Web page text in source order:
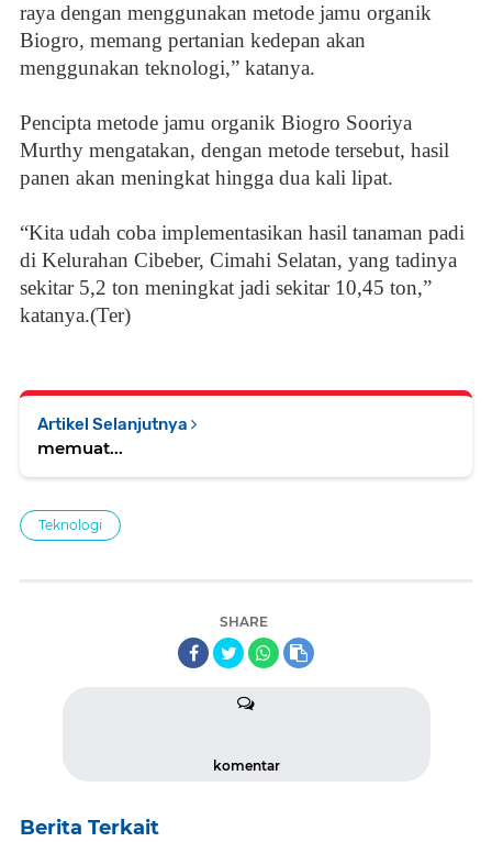
raya dengan menggunakan metode jamu organik
Biogro, memang pertanian kedepan akan
menggunakan teknologi,” katanya.
Pencipta metode jamu organik Biogro Sooriya
Murthy mengatakan, dengan metode tersebut, hasil
panen akan meningkat hingga dua kali lipat.
“Kita udah coba implementasikan hasil tanaman padi
di Kelurahan Cibeber, Cimahi Selatan, yang tadinya
sekitar 5,2 ton meningkat jadi sekitar 10,45 ton,”
katanya.(Ter)
Artikel Selanjutnya
memuat...
Teknologi
SHARE
komentar
Berita Terkait